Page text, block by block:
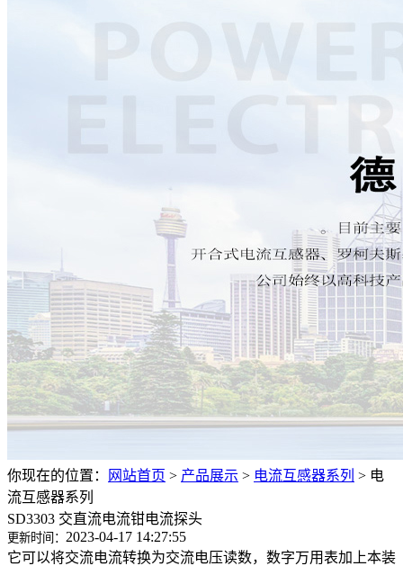
你现在的位置： 网站首页 > 产品展示 > 电流互感器系列 > 电
流互感器系列
SD3303 交直流电流钳电流探头
更新时间： 2023-04-17 14:27:55
它可以将交流电流转换为交流电压读数，数字万用表加上本装